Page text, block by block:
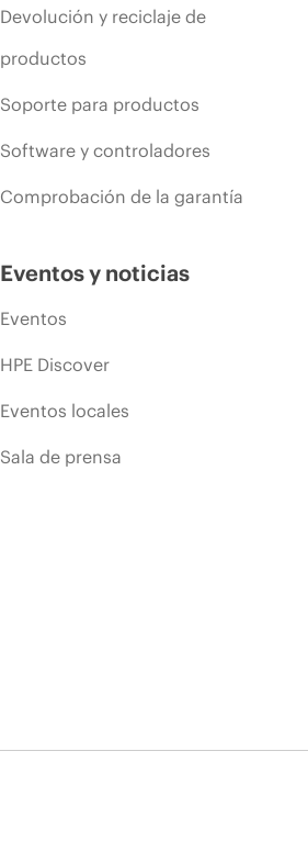
Devolución y reciclaje de
productos
Soporte para productos
Software y controladores
Comprobación de la garantía
Eventos y noticias
Eventos
HPE Discover
Eventos locales
Sala de prensa